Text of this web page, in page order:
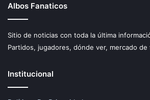
Albos Fanaticos
Sitio de noticias con toda la última
Partidos, jugadores, dónde ver, mercado de
Institucional